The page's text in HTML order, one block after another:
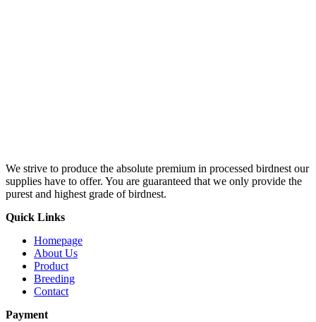
We strive to produce the absolute premium in processed birdnest our
supplies have to offer. You are guaranteed that we only provide the
purest and highest grade of birdnest.
Quick Links
Homepage
About Us
Product
Breeding
Contact
Payment